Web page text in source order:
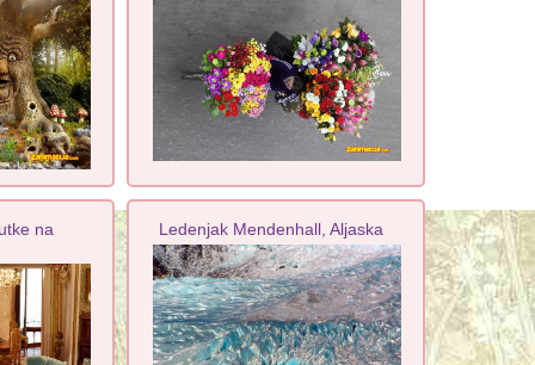
na Ledenjak Mendenhall, Aljaska